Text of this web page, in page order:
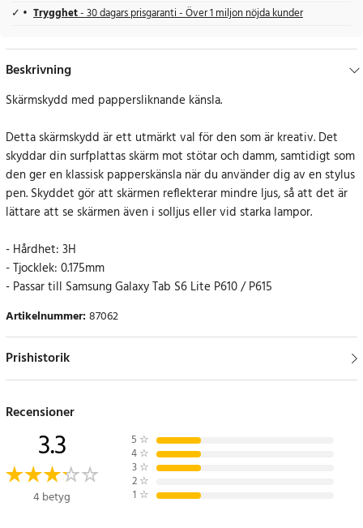
Trygghet- 30 dagars prisgaranti - Över 1 miljon nöjda kunder
Beskrivning
Skärmskydd med pappersliknande känsla.
Detta skärmskydd är ett utmärkt val för den som är kreativ. Det
skyddar din surfplattas skärm mot stötar och damm, samtidigt som
den ger en klassisk papperskänsla när du använder dig av en stylus
pen. Skyddet gör att skärmen reflekterar mindre ljus, så att det är
lättare att se skärmen även i solljus eller vid starka lampor.
- Hårdhet: 3H
- Tjocklek: 0.175mm
- Passar till Samsung Galaxy Tab S6 Lite P610 / P615
Artikelnummer:87062
Prishistorik
Recensioner
3.3
4 betyg
5 ☆
4 ☆
3 ☆
2 ☆
1 ☆